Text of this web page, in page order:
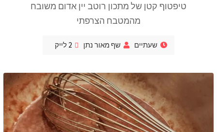
טיפטוף קטן של מתכון רוטב יין אדום משובח
מהמטבח הצרפתי
שעתיים שף מאור נתן 2 לייק